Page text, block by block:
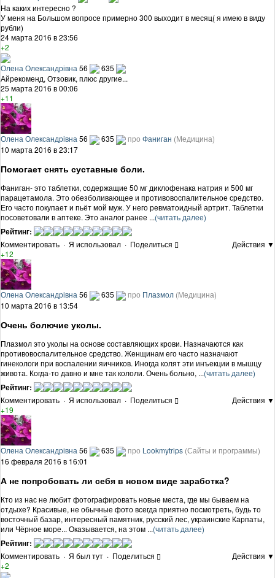
На каких интересно ?
У меня на Большом вопросе примерно 300 выходит в месяц( я имею в виду
рубли)
24 марта 2016 в 23:56
+2
Олена Олександрівна 56
635
Айрекоменд, Отзовик, плюс другие...
25 марта 2016 в 00:06
+11
Олена Олександрівна56 635 про Фаниган (Медицина)
10 марта 2016 в 23:17
Помогает снять суставные боли.
Фаниган- это таблетки, содержащие 50 мг диклофенака натрия и 500 мг
парацетамола. Это обезболивающее и противовоспалительное средство.
Его часто покупает и пьёт мой муж. У него ревматоидный артрит. Таблетки
посоветовали в аптеке. Это аналог ранее ...(читать далее)
Рейтинг:
Комментировать · Я использовал · Поделиться
Действия ▼
+12
Олена Олександрівна 56 635 про Плазмол (Медицина)
10 марта 2016 в 13:54
Очень болючие уколы.
Плазмол это уколы на основе составляющих крови. Назначаются как
противовоспалительное средство. Женщинам его часто назначают
гинекологи при воспалении яичников. Иногда колят эти инъекции в мышцу
живота. Когда-то давно и мне так кололи. Очень больно, ...(читать далее)
Рейтинг:
Комментировать · Я использовал · Поделиться
Действия ▼
+19
Олена Олександрівна 56 635 про Lookmytrips (Сайты и программы)
16 февраля 2016 в 16:01
А не попробовать ли себя в новом виде заработка?
Кто из нас не любит фотографировать новые места, где мы бываем на
отдыхе? Красивые, не обычные фото всегда приятно посмотреть, будь то
восточный базар, интересный памятник, русский лес, украинские Карпаты,
или Чёрное море... Оказывается, на этом ...(читать далее)
Рейтинг:
Комментировать · Я был тут · Поделиться
Действия ▼
+2